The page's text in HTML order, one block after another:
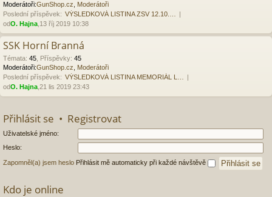
Moderátoři:GunShop.cz
Moderátoři
Poslední příspěvek: VÝSLEDKOVÁ LISTINA ZSV 12.10.…
odO. Hajna ,13 říj 2019 10:38
SSK Horní Branná
Témata: 45 Příspěvky: 45
Moderátoři:GunShop.cz
Moderátoři
Poslední příspěvek: VÝSLEDKOVÁ LISTINA MEMORIÁL L…
odO. Hajna ,21 lis 2019 23:43
Přihlásit se • Registrovat
Uživatelské jméno:
Heslo:
Zapomněl(a) jsem heslo Přihlásit mě automaticky při každé návštěvě
Kdo je online